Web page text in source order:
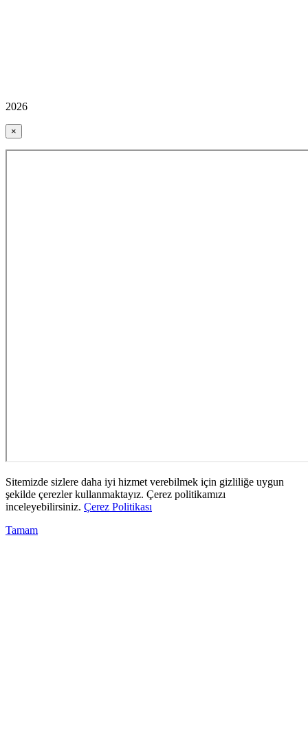
2026
×
Sitemizde sizlere daha iyi hizmet verebilmek için gizliliğe uygun
şekilde çerezler kullanmaktayız. Çerez politikamızı
inceleyebilirsiniz. Çerez Politikası
Tamam